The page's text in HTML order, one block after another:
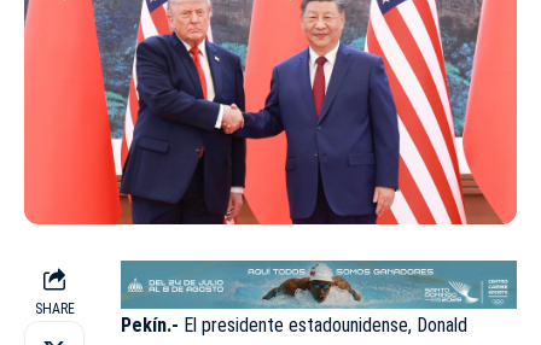
SHARE
Pekín.- El presidente estadounidense, Donald